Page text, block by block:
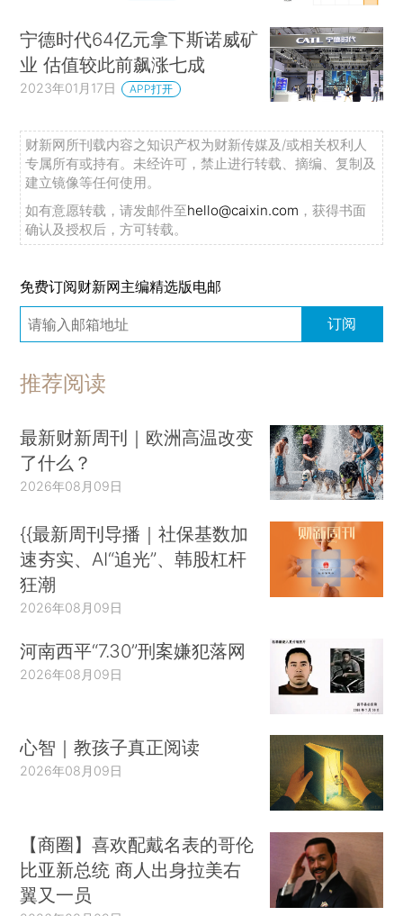
宁德时代64亿元拿下斯诺威矿
业 估值较此前飙涨七成
2023年01月17日 APP打开
财新网所刊载内容之知识产权为财新传媒及/或相关权利人
专属所有或持有。未经许可，禁止进行转载、摘编、复制及
建立镜像等任何使用。
如有意愿转载，请发邮件至hello@caixin.com ，获得书面
确认及授权后，方可转载。
免费订阅财新网主编精选版电邮
订阅
推荐阅读
最新财新周刊｜欧洲高温改变
了什么？
2026年08月09日
{{最新周刊导播｜社保基数加
速夯实、AI“追光”、韩股杠杆
狂潮
2026年08月09日
河南西平“7.30”刑案嫌犯落网
2026年08月09日
心智｜教孩子真正阅读
2026年08月09日
【商圈】喜欢配戴名表的哥伦
比亚新总统 商人出身拉美右
翼又一员